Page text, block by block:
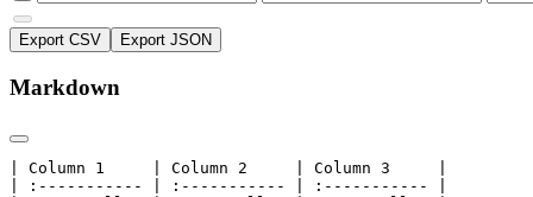
Export CSV Export JSON
Markdown
| Column 1     | Column 2     | Column 3     |
| :----------- | :----------- | :----------- |